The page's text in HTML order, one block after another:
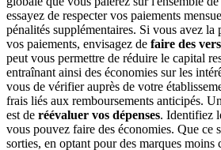
essayez de respecter vos paiements
pénalités supplémentaires. Si vous avez la
vos paiements, envisagez de faire des
peut vous permettre de réduire le capital
entraînant ainsi des économies sur les
vous de vérifier auprès de votre
frais liés aux remboursements anticipés.
est de réévaluer vos dépenses. Identifiez
vous pouvez faire des économies. Que ce
sorties, en optant pour des marques moins